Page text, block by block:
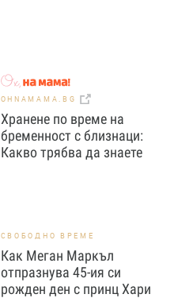
OHNAMAMA.BG
Хранене по време на
бременност с близнаци:
Какво трябва да знаете
СВОБОДНО ВРЕМЕ
Как Меган Маркъл
отпразнува 45-ия си
рожден ден с принц Хари